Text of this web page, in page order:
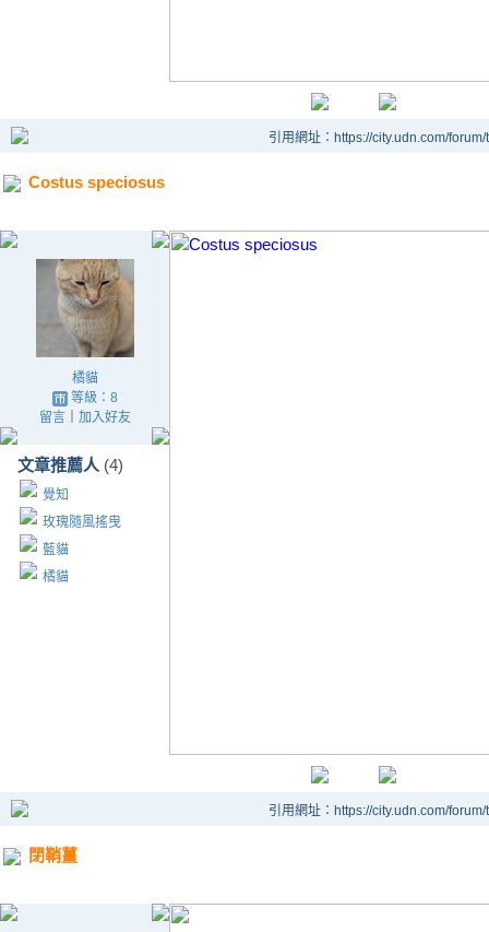
引用網址：https://city.udn.com/
Costus speciosus
橘貓
等級：8
留言｜ 加入好友
文章推薦人 (4)
覺知
玫瑰隨風搖曳
藍貓
橘貓
引用網址：https://city.udn.com/
閉鞘薑